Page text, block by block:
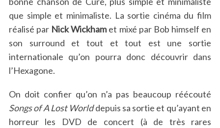
que simple et minimaliste. La sortie cinéma du film
réalisé par Nick Wickham et mixé par Bob himself en
son surround et tout et tout est une sortie
internationale qu’on pourra donc découvrir dans
l’Hexagone.
On doit confier qu’on n’a pas beaucoup réécouté
Songs of A Lost Worlddepuis sa sortie et qu’ayant en
horreur les DVD de concert (à de très rares